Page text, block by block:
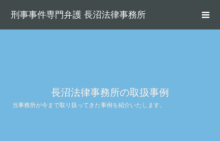
刑事事件専門弁護 長沼法律事務所
長沼法律事務所の取扱事例
当事務所が今まで取り扱ってきた事例を紹介いたします。